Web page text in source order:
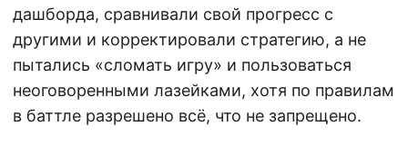
дашборда, сравнивали свой прогресс с
другими и корректировали стратегию, а не
пытались «сломать игру» и пользоваться
неоговоренными лазейками, хотя по правилам
в баттле разрешено всё, что не запрещено.